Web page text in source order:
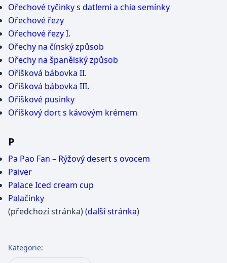
Ořechové tyčinky s datlemi a chia semínky
Ořechové řezy
Ořechové řezy I.
Ořechy na čínský způsob
Ořechy na španělský způsob
Oříšková bábovka II.
Oříšková bábovka III.
Oříškové pusinky
Oříškový dort s kávovým krémem
P
Pa Pao Fan – Rýžový desert s ovocem
Paiver
Palace Iced cream cup
Palačinky
(předchozí stránka) (další stránka)
Kategorie: